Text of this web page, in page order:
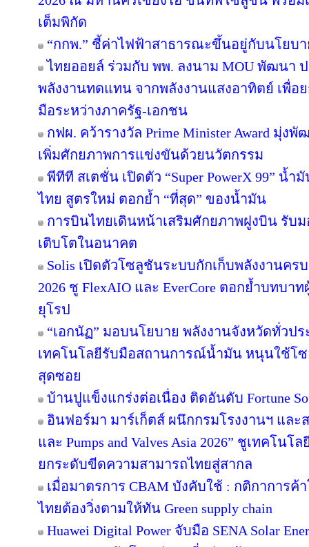
เต็มพิกัด
“กกพ.” ชี้ค่าไฟฟ้าสาธารณะขึ้นอยู่กับนโยบา
ไทยออยล์ ร่วมกับ พพ. ลงนาม MOU พัฒนา
พลังงานทดแทน จากพลังงานแสงอาทิตย์ เพื่อ
มือระหว่างภาครัฐ-เอกชน
กฟผ. คว้ารางวัล Prime Minister Award มุ่ง
เพิ่มศักยภาพการแข่งขันด้วยนวัตกรรม
พีทีที สเตชั่น เปิดตัว “Super PowerX 99” น้
ไทย สูตรใหม่ ตอกย้ำ “ที่สุด” ของน้ำมัน
การบินไทยเดินหน้าเสริมศักยภาพฝูงบิน รับม
เติบโตในอนาคต
Solis เปิดตัวโซลูชันระบบกักเก็บพลังงานครบ
2026 ชู FlexAIO และ EverCore ตอกย้ำบทบา
ยุโรป
“เอกนัฏ” มอบนโยบาย พลังงานจังหวัดทั่ว
เทคโนโลยีรับมือสถานการณ์น้ำมัน หนุนใช้โซ
สุดซอย
บ้านปูแข็งแกร่งต่อเนื่อง ติดอันดับ Fortune
อินฟอร์มา มาร์เก็ตส์ ผนึกกรมโรงงานฯ และ
และ Pumps and Valves Asia 2026” ชูเทคโน
ยกระดับขีดความสามารถไทยสู่สากล
เมื่อมาตรการ CBAM บังคับใช้ : กติกาการค้
ไทยต้องวิ่งตามให้ทัน Green supply chain
Huawei Digital Power จับมือ SENA Solar